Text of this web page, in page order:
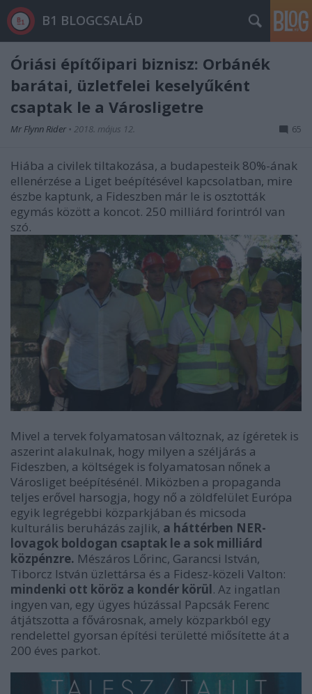
B1 BLOGCSALÁD
Óriási építőipari biznisz: Orbánék
barátai, üzletfelei keselyűként
csaptak le a Városligetre
Mr Flynn Rider • 2018. május 12. 65
Hiába a civilek tiltakozása, a budapesteik 80%-ának
ellenérzése a Liget beépítésével kapcsolatban, mire
észbe kaptunk, a Fideszben már le is osztották
egymás között a koncot. 250 milliárd forintról van
szó.
Mivel a tervek folyamatosan változnak, az ígéretek is
aszerint alakulnak, hogy milyen a széljárás a
Fideszben, a költségek is folyamatosan nőnek a
Városliget beépítésénél. Miközben a propaganda
teljes erővel harsogja, hogy nő a zöldfelület Európa
egyik legrégebbi közparkjában és micsoda
kulturális beruházás zajlik, a háttérben NER-
lovagok boldogan csaptak le a sok milliárd
közpénzre. Mészáros Lőrinc, Garancsi István,
Tiborcz István üzlettársa és a Fidesz-közeli Valton:
mindenki ott köröz a kondér körül. Az ingatlan
ingyen van, egy ügyes húzással Papcsák Ferenc
átjátszotta a fővárosnak, amely közparkból egy
rendelettel gyorsan építési területté miősítette át a
200 éves parkot.